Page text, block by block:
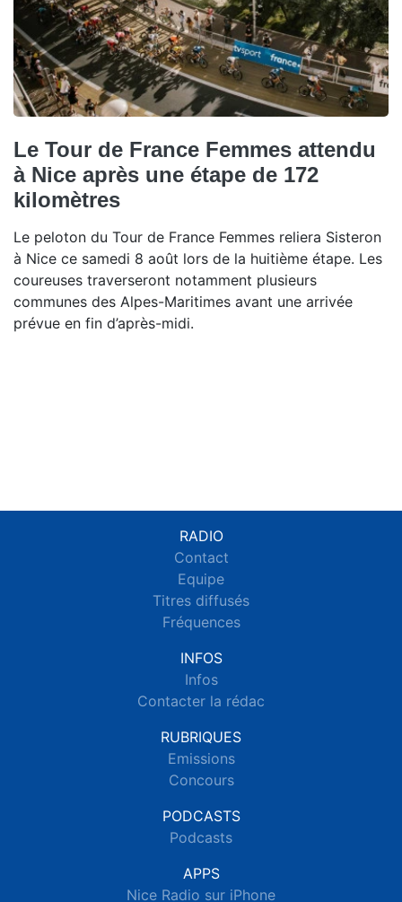
Le Tour de France Femmes attendu
à Nice après une étape de 172
kilomètres
Le peloton du Tour de France Femmes reliera Sisteron
à Nice ce samedi 8 août lors de la huitième étape. Les
coureuses traverseront notamment plusieurs
communes des Alpes-Maritimes avant une arrivée
prévue en fin d’après-midi.
RADIO
Contact
Equipe
Titres diffusés
Fréquences
INFOS
Infos
Contacter la rédac
RUBRIQUES
Emissions
Concours
PODCASTS
Podcasts
APPS
Nice Radio sur iPhone